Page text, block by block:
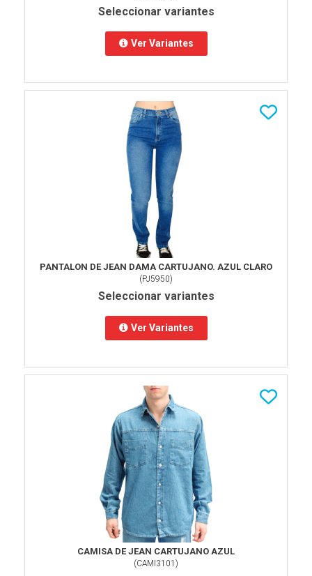
Seleccionar variantes
Ver Variantes
PANTALON DE JEAN DAMA CARTUJANO. AZUL CLARO
(PJ5950)
Seleccionar variantes
Ver Variantes
CAMISA DE JEAN CARTUJANO AZUL
(CAMI3101 )